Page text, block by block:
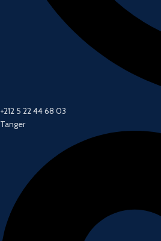
+212 5 22 44 68 03
Tanger